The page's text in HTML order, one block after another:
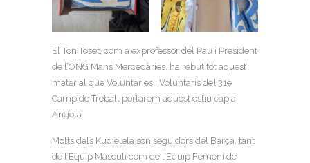
El Ton Toset, com a exprofessor del Pau i President
de l’ONG Mans Mercedàries, ha rebut tot aquest
material que Voluntàries i Voluntaris del 31è
Camp de Treball portarem aquest estiu cap a
Angola.
Molts dels Kudielela són seguidors del Barça, tant
de l’Equip Masculí com de l’Equip Femení de